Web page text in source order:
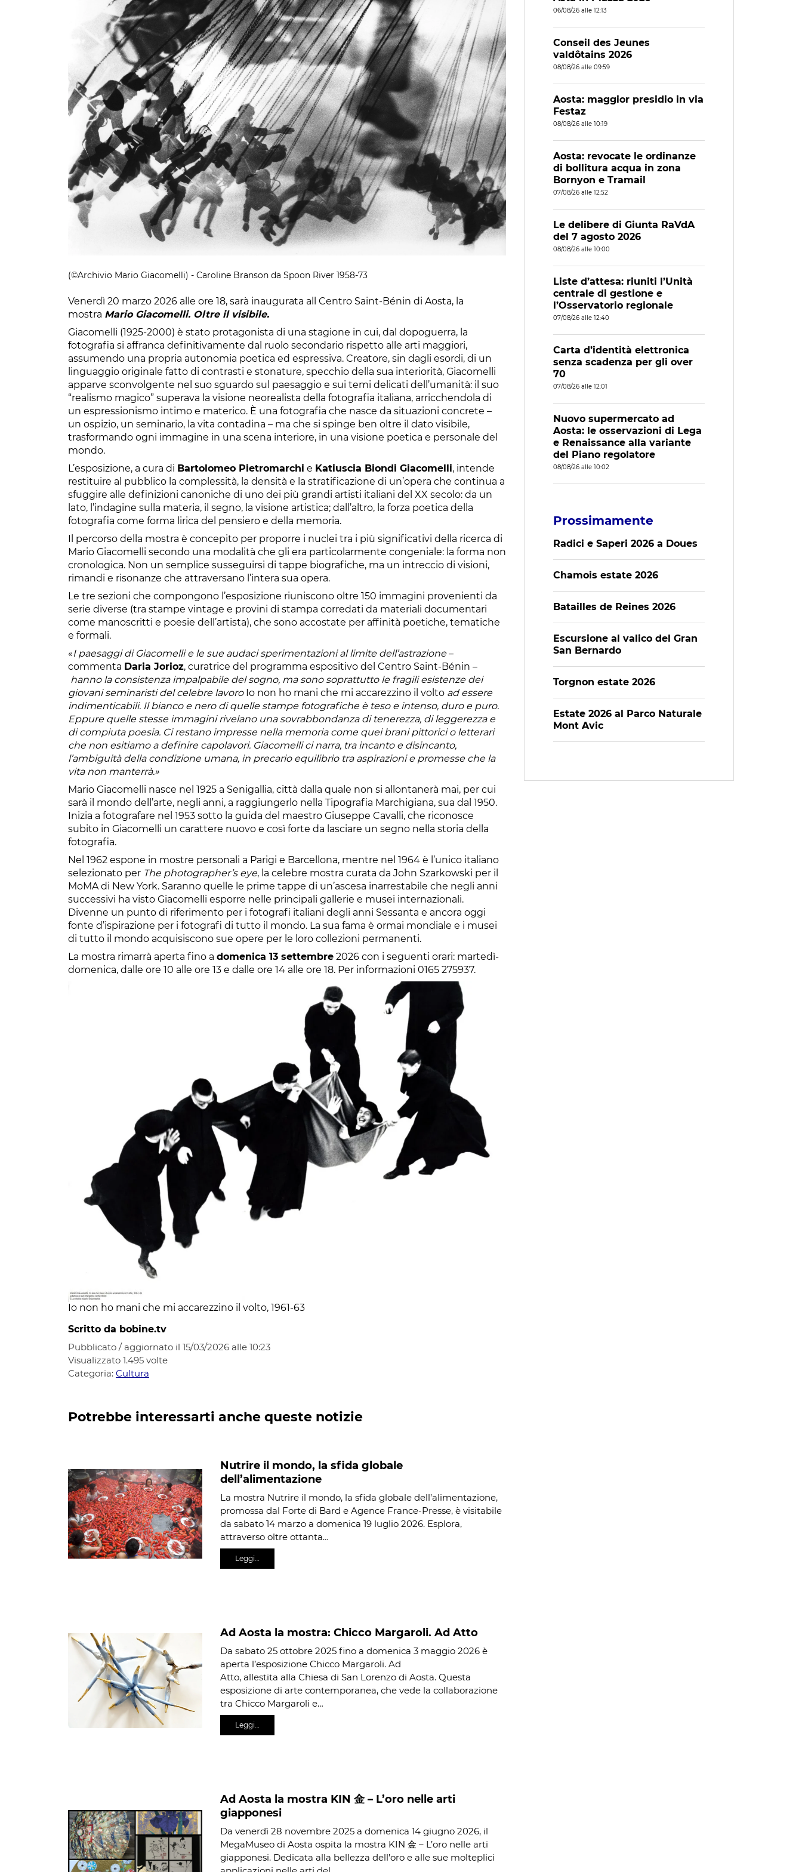
(©Archivio Mario Giacomelli) - Caroline Branson da Spoon River 1958-73
Venerdì 20 marzo 2026 alle ore 18, sarà inaugurata all Centro Saint-Bénin di Aosta, la
mostra Mario Giacomelli. Oltre il visibile.
Giacomelli (1925-2000) è stato protagonista di una stagione in cui, dal dopoguerra, la
fotografia si affranca definitivamente dal ruolo secondario rispetto alle arti maggiori,
assumendo una propria autonomia poetica ed espressiva. Creatore, sin dagli esordi, di un
linguaggio originale fatto di contrasti e stonature, specchio della sua interiorità, Giacomelli
apparve sconvolgente nel suo sguardo sul paesaggio e sui temi delicati dell’umanità: il suo
“realismo magico” superava la visione neorealista della fotografia italiana, arricchendola di
un espressionismo intimo e materico. È una fotografia che nasce da situazioni concrete –
un ospizio, un seminario, la vita contadina – ma che si spinge ben oltre il dato visibile,
trasformando ogni immagine in una scena interiore, in una visione poetica e personale del
mondo.
L’esposizione, a cura di Bartolomeo Pietromarchi e Katiuscia Biondi Giacomelli, intende
restituire al pubblico la complessità, la densità e la stratificazione di un’opera che continua a
sfuggire alle definizioni canoniche di uno dei più grandi artisti italiani del XX secolo: da un
lato, l’indagine sulla materia, il segno, la visione artistica; dall’altro, la forza poetica della
fotografia come forma lirica del pensiero e della memoria.
Il percorso della mostra è concepito per proporre i nuclei tra i più significativi della ricerca di
Mario Giacomelli secondo una modalità che gli era particolarmente congeniale: la forma non
cronologica. Non un semplice susseguirsi di tappe biografiche, ma un intreccio di visioni,
rimandi e risonanze che attraversano l’intera sua opera.
Le tre sezioni che compongono l’esposizione riuniscono oltre 150 immagini provenienti da
serie diverse (tra stampe vintage e provini di stampa corredati da materiali documentari
come manoscritti e poesie dell’artista), che sono accostate per affinità poetiche, tematiche
e formali.
«I paesaggi di Giacomelli e le sue audaci sperimentazioni al limite dell’astrazione–
commenta Daria Jorioz, curatrice del programma espositivo del Centro Saint-Bénin –
hanno la consistenza impalpabile del sogno, ma sono soprattutto le fragili esistenze dei
giovani seminaristi del celebre lavoro Io non ho mani che mi accarezzino il volto ad essere
indimenticabili. Il bianco e nero di quelle stampe fotografiche è teso e intenso, duro e puro.
Eppure quelle stesse immagini rivelano una sovrabbondanza di tenerezza, di leggerezza e
di compiuta poesia. Ci restano impresse nella memoria come quei brani pittorici o letterari
che non esitiamo a definire capolavori. Giacomelli ci narra, tra incanto e disincanto,
l’ambiguità della condizione umana, in precario equilibrio tra aspirazioni e promesse che la
vita non manterrà.»
Mario Giacomelli nasce nel 1925 a Senigallia, città dalla quale non si allontanerà mai, per cui
sarà il mondo dell’arte, negli anni, a raggiungerlo nella Tipografia Marchigiana, sua dal 1950.
Inizia a fotografare nel 1953 sotto la guida del maestro Giuseppe Cavalli, che riconosce
subito in Giacomelli un carattere nuovo e così forte da lasciare un segno nella storia della
fotografia.
Nel 1962 espone in mostre personali a Parigi e Barcellona, mentre nel 1964 è l’unico italiano
selezionato per The photographer’s eye, la celebre mostra curata da John Szarkowski per il
MoMA di New York. Saranno quelle le prime tappe di un’ascesa inarrestabile che negli anni
successivi ha visto Giacomelli esporre nelle principali gallerie e musei internazionali.
Divenne un punto di riferimento per i fotografi italiani degli anni Sessanta e ancora oggi
fonte d’ispirazione per i fotografi di tutto il mondo. La sua fama è ormai mondiale e i musei
di tutto il mondo acquisiscono sue opere per le loro collezioni permanenti.
La mostra rimarrà aperta fino a domenica 13 settembre 2026 con i seguenti orari: martedì-
domenica, dalle ore 10 alle ore 13 e dalle ore 14 alle ore 18. Per informazioni 0165 275937.
Io non ho mani che mi accarezzino il volto, 1961-63
Scritto da bobine.tv
Pubblicato / aggiornato il 15/03/2026 alle 10:23
Visualizzato 1.495 volte
Categoria: Cultura
Potrebbe interessarti anche queste notizie
Nutrire il mondo, la sfida globale
dell’alimentazione
La mostra Nutrire il mondo, la sfida globale dell’alimentazione,
promossa dal Forte di Bard e Agence France-Presse, è visitabile
da sabato 14 marzo a domenica 19 luglio 2026. Esplora,
attraverso oltre ottanta…
Leggi…
Ad Aosta la mostra: Chicco Margaroli. Ad Atto
Da sabato 25 ottobre 2025 fino a domenica 3 maggio 2026 è
aperta l’esposizione Chicco Margaroli. Ad
Atto, allestita alla Chiesa di San Lorenzo di Aosta. Questa
esposizione di arte contemporanea, che vede la collaborazione
tra Chicco Margaroli e…
Leggi…
Ad Aosta la mostra KIN 金 – L’oro nelle arti
giapponesi
Da venerdì 28 novembre 2025 a domenica 14 giugno 2026, il
MegaMuseo di Aosta ospita la mostra KIN 金 – L’oro nelle arti
giapponesi. Dedicata alla bellezza dell’oro e alle sue molteplici
06/08/26 alle 12:13
Conseil des Jeunes
valdôtains 2026
08/08/26 alle 09:59
Aosta: maggior presidio in via
Festaz
08/08/26 alle 10:19
Aosta: revocate le ordinanze
di bollitura acqua in zona
Bornyon e Tramail
07/08/26 alle 12:52
Le delibere di Giunta RaVdA
del 7 agosto 2026
08/08/26 alle 10:00
Liste d’attesa: riuniti l’Unità
centrale di gestione e
l’Osservatorio regionale
07/08/26 alle 12:40
Carta d’identità elettronica
senza scadenza per gli over
70
07/08/26 alle 12:01
Nuovo supermercato ad
Aosta: le osservazioni di Lega
e Renaissance alla variante
del Piano regolatore
08/08/26 alle 10:02
Prossimamente
Radici e Saperi 2026 a Doues
Chamois estate 2026
Batailles de Reines 2026
Escursione al valico del Gran
San Bernardo
Torgnon estate 2026
Estate 2026 al Parco Naturale
Mont Avic